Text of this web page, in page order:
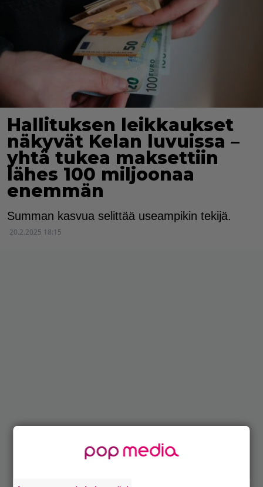
Hallituksen leikkaukset
näkyvät Kelan luvuissa –
yhtä tukea maksettiin
lähes 100 miljoonaa
enemmän
Summan kasvua selittää useampikin tekijä.
20.2.2025 18:15